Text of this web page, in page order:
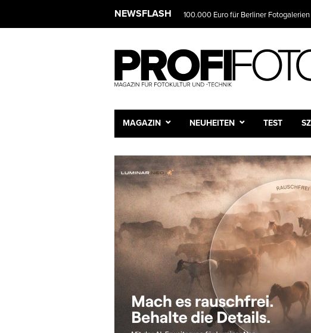
NEWSFLASH 100.000 Euro für Berliner Fotogalerien
MAGAZIN NEUHEITEN TEST